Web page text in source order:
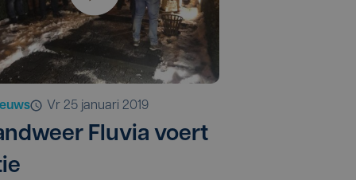
vr 25 januari 2019
Fluvia voert